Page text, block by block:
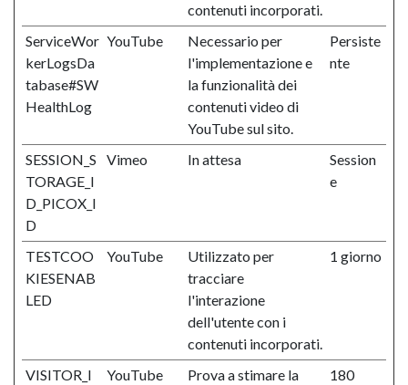
contenuti incorporati.
ServiceWor
kerLogsDa
tabase#SW
HealthLog
YouTube
Necessario per
l'implementazione e
la funzionalità dei
contenuti video di
YouTube sul sito.
Persiste
nte
SESSION_S
TORAGE_I
D_PICOX_I
D
Vimeo In attesa
Session
e
TESTCOO
KIESENAB
LED
YouTube
Utilizzato per
tracciare
l'interazione
dell'utente con i
contenuti incorporati.
1 giorno
VISITOR_I
YouTube
Prova a stimare la
180